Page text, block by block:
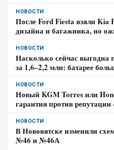
НОВОСТИ
После Ford Fiesta взяли Kia
дизайна и багажника, но
НОВОСТИ
Насколько сейчас
за 1,6–2,2 млн: батарее
НОВОСТИ
Новый KGM Torres или
гарантия против репутации
НОВОСТИ
В Нововятске изменили
№46 и №46А